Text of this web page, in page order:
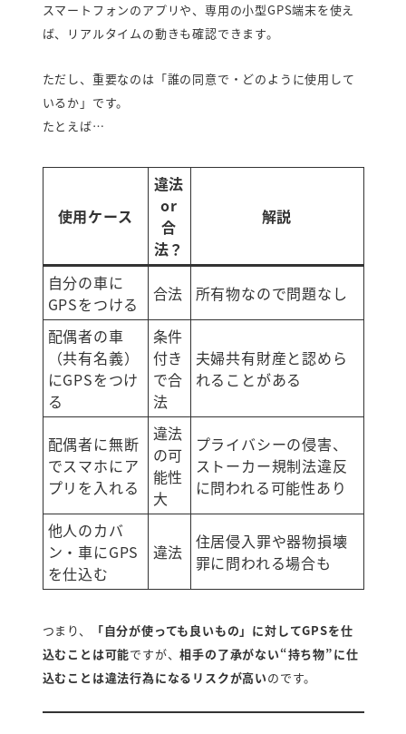
スマートフォンのアプリや、専用の小型GPS端末を使え
ば、リアルタイムの動きも確認できます。
ただし、重要なのは「誰の同意で・どのように使用して
いるか」です。
たとえば…
使用ケース
違法
or
合
法？
解説
自分の車に
GPSをつける
合法
所有物なので問題なし
配偶者の車
（共有名義）
にGPSをつけ
る
条件
付き
で合
法
夫婦共有財産と認めら
れることがある
配偶者に無断
でスマホにア
プリを入れる
違法
の可
能性
大
プライバシーの侵害、
ストーカー規制法違反
に問われる可能性あり
他人のカバ
ン・車にGPS
を仕込む
違法
住居侵入罪や器物損壊
罪に問われる場合も
つまり、
「自分が使っても良いもの」に対してGPSを仕
込むことは可能ですが、相手の了承がない“持ち物”に仕
込むことは違法行為になるリスクが高いのです。